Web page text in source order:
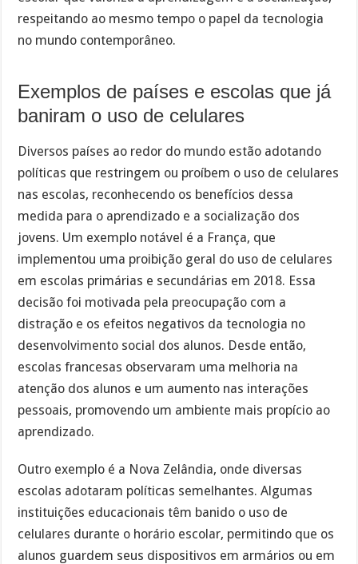
respeitando ao mesmo tempo o papel da tecnologia
no mundo contemporâneo.
Exemplos de países e escolas que já
baniram o uso de celulares
Diversos países ao redor do mundo estão adotando
políticas que restringem ou proíbem o uso de celulares
nas escolas, reconhecendo os benefícios dessa
medida para o aprendizado e a socialização dos
jovens. Um exemplo notável é a França, que
implementou uma proibição geral do uso de celulares
em escolas primárias e secundárias em 2018. Essa
decisão foi motivada pela preocupação com a
distração e os efeitos negativos da tecnologia no
desenvolvimento social dos alunos. Desde então,
escolas francesas observaram uma melhoria na
atenção dos alunos e um aumento nas interações
pessoais, promovendo um ambiente mais propício ao
aprendizado.
Outro exemplo é a Nova Zelândia, onde diversas
escolas adotaram políticas semelhantes. Algumas
instituições educacionais têm banido o uso de
celulares durante o horário escolar, permitindo que os
alunos guardem seus dispositivos em armários ou em